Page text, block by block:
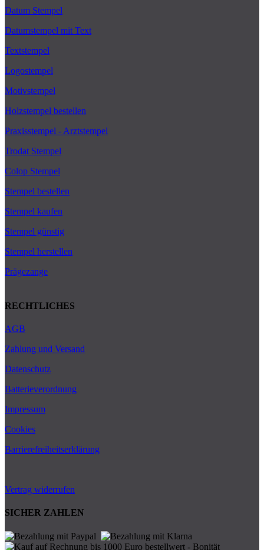
Datum Stempel
Datumstempel mit Text
Textstempel
Logostempel
Motivstempel
Holzstempel bestellen
Praxisstempel - Arztstempel
Trodat Stempel
Colop Stempel
Stempel bestellen
Stempel kaufen
Stempel günstig
Stempel herstellen
Prägezange
RECHTLICHES
AGB
Zahlung und Versand
Datenschutz
Batterieverordnung
Impressum
Cookies
Barrierefreiheitserklärung
Vertrag widerrufen
SICHER ZAHLEN